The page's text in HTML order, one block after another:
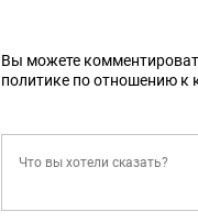
Вы можете
политике по отношению к